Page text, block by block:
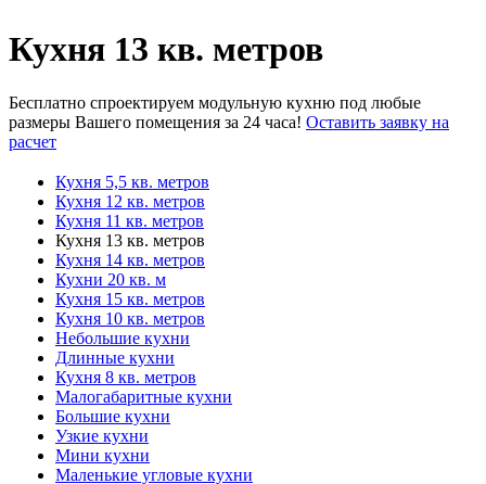
Кухня 13 кв. метров
Бесплатно спроектируем модульную кухню под любые
размеры Вашего помещения за 24 часа! Оставить заявку на
расчет
Кухня 5,5 кв. метров
Кухня 12 кв. метров
Кухня 11 кв. метров
Кухня 13 кв. метров
Кухня 14 кв. метров
Кухни 20 кв. м
Кухня 15 кв. метров
Кухня 10 кв. метров
Небольшие кухни
Длинные кухни
Кухня 8 кв. метров
Малогабаритные кухни
Большие кухни
Узкие кухни
Мини кухни
Маленькие угловые кухни